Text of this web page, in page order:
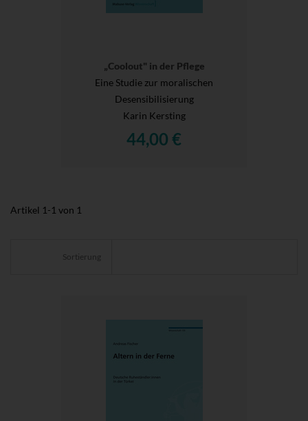
„Coolout" in der Pflege
Eine Studie zur moralischen
Desensibilisierung
Karin Kersting
44,00 €
Artikel 1 -1 von 1
Sortierung